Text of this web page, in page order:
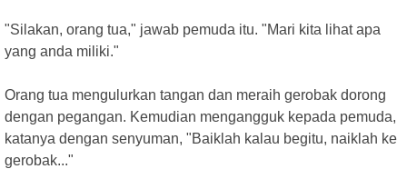
"Silakan, orang tua," jawab pemuda itu. "Mari kita lihat apa
yang anda miliki."
Orang tua mengulurkan tangan dan meraih gerobak dorong
dengan pegangan. Kemudian mengangguk kepada pemuda,
katanya dengan senyuman, "Baiklah kalau begitu, naiklah ke
gerobak..."